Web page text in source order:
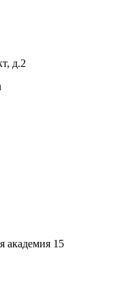
д.2
академия 15